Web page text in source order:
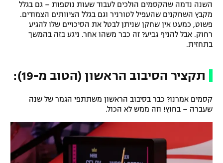
השנה נדמה שהקסמים הולכים לעבוד שעות נוספות – גם בגלל
מקבץ השחקנים שהעפיל לטורניר וגם בגלל הציוותים הצמודים.
פשוט, כמעט אין שחקן שניתן לבטל את הסיכויים שלו להגיע
רחוק. אבל להניף גביע? זה כבר משהו אחר. ניגע בזה בהמשך
בתחזית.
תקציר הסיבוב הראשון (הטוב מ-19):
קסמים אמרנו? כבר בסיבוב הראשון משתתפי הגמר של שנה
שעברה – בחוץ! וזה ממש לא הכול.